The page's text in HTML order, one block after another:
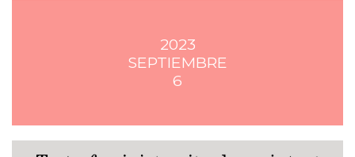
2023
SEPTIEMBRE
6